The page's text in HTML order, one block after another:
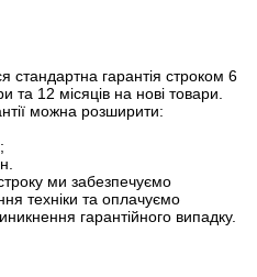
стандартна гарантія строком 6
та 12 місяців на нові товари.
можна розширити:
ми забезпечуємо
техніки та оплачуємо
гарантійного випадку.